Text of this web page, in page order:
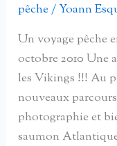
pêche/Yoann
Un voyage pêche
octobre 2010 Une
les Vikings !!! Au
nouveaux
photographie et
saumon